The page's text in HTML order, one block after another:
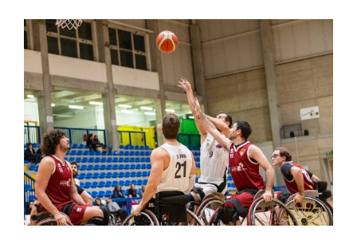
Ingrandisci
immagine